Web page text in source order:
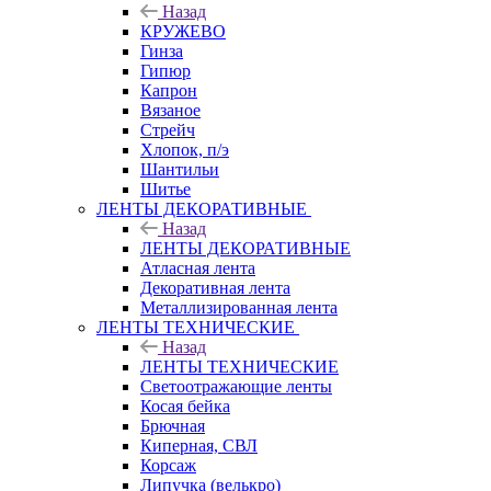
Назад
КРУЖЕВО
Гинза
Гипюр
Капрон
Вязаное
Стрейч
Хлопок, п/э
Шантильи
Шитье
ЛЕНТЫ ДЕКОРАТИВНЫЕ
Назад
ЛЕНТЫ ДЕКОРАТИВНЫЕ
Атласная лента
Декоративная лента
Металлизированная лента
ЛЕНТЫ ТЕХНИЧЕСКИЕ
Назад
ЛЕНТЫ ТЕХНИЧЕСКИЕ
Светоотражающие ленты
Косая бейка
Брючная
Киперная, СВЛ
Корсаж
Липучка (велькро)